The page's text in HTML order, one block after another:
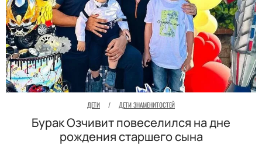
ДЕТИ / ДЕТИ ЗНАМЕНИТОСТЕЙ
Бурак Озчивит повеселился на дне
рождения старшего сына